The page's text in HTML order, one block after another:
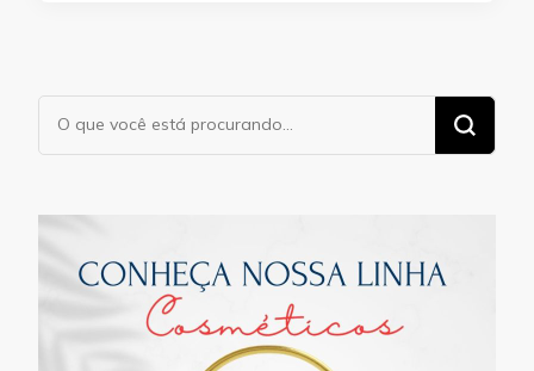
Procurando
algo?